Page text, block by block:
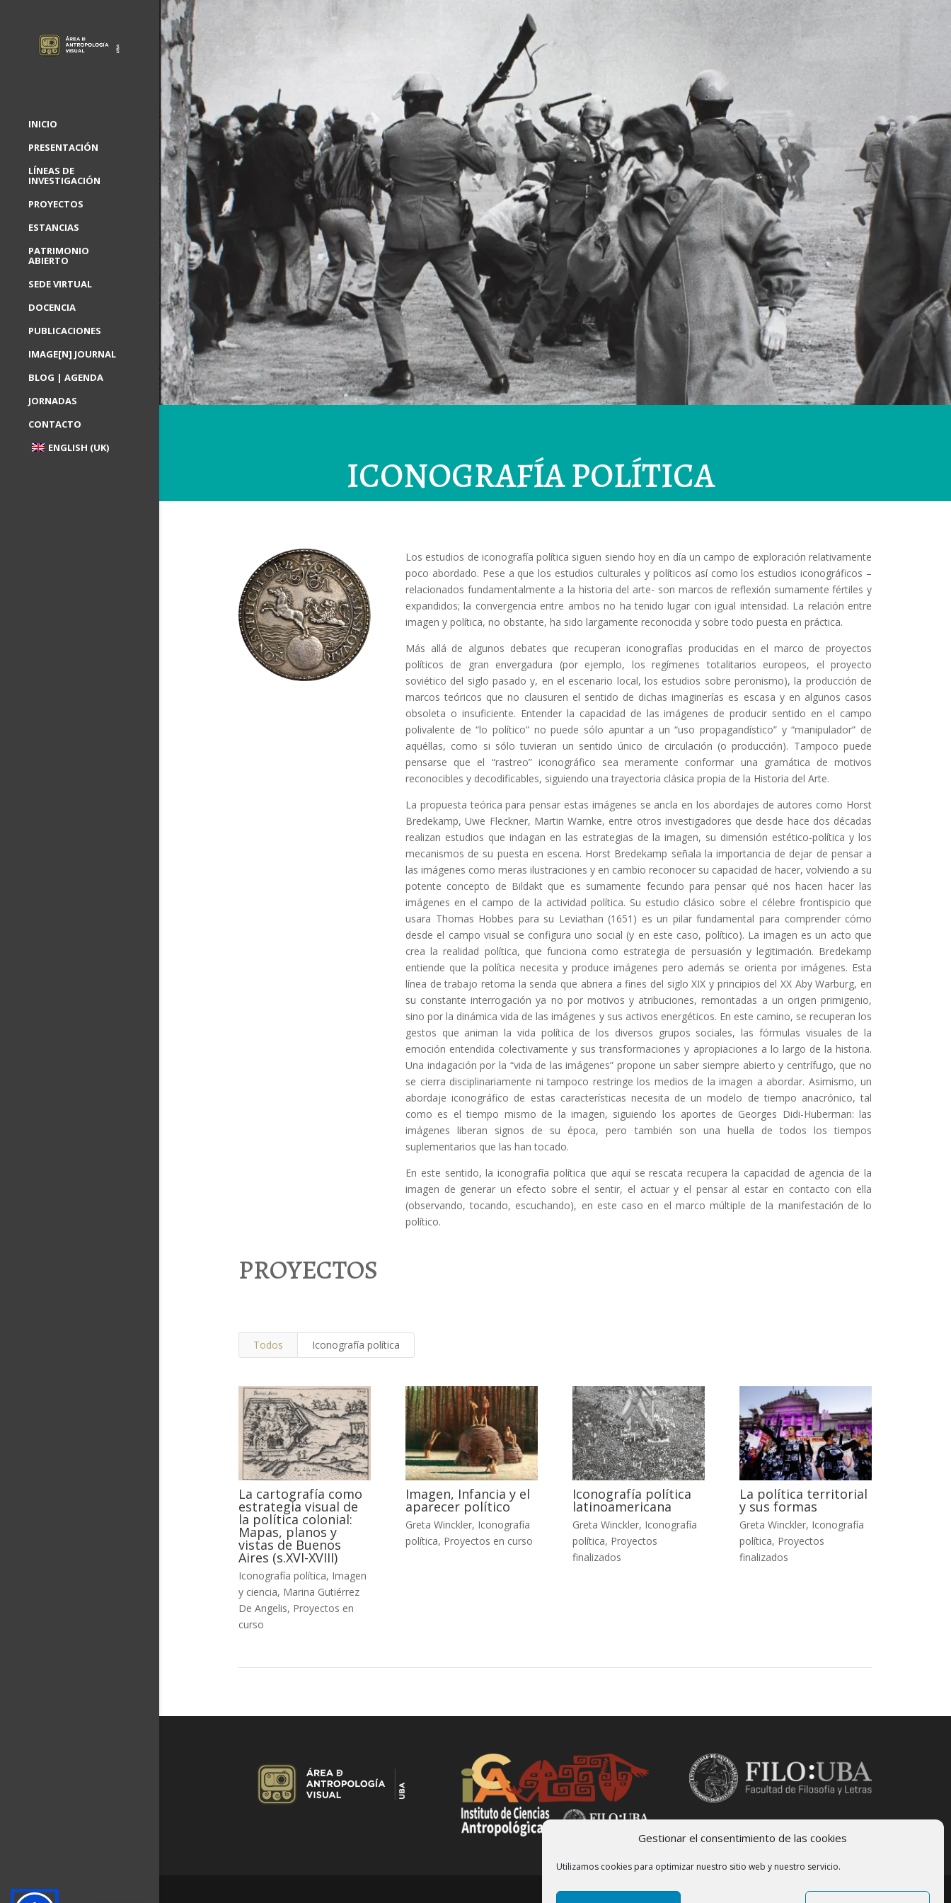
Gestionar el consentimiento de las cookies
Utilizamos cookies para optimizar nuestro sitio web y nuestro servicio.
INICIO
PRESENTACIÓN
LÍNEAS DE
INVESTIGACIÓN
PROYECTOS
ESTANCIAS
PATRIMONIO
ABIERTO
SEDE VIRTUAL
DOCENCIA
PUBLICACIONES
IMAGE[N] JOURNAL
BLOG | AGENDA
JORNADAS
CONTACTO
ENGLISH (UK)
ICONOGRAFÍA POLÍTICA
Los estudios de iconografía política siguen siendo hoy en día un campo de exploración relativamente
poco abordado. Pese a que los estudios culturales y políticos así como los estudios iconográficos –
relacionados fundamentalmente a la historia del arte- son marcos de reflexión sumamente fértiles y
expandidos; la convergencia entre ambos no ha tenido lugar con igual intensidad. La relación entre
imagen y política, no obstante, ha sido largamente reconocida y sobre todo puesta en práctica.
Más allá de algunos debates que recuperan iconografías producidas en el marco de proyectos
políticos de gran envergadura (por ejemplo, los regímenes totalitarios europeos, el proyecto
soviético del siglo pasado y, en el escenario local, los estudios sobre peronismo), la producción de
marcos teóricos que no clausuren el sentido de dichas imaginerías es escasa y en algunos casos
obsoleta o insuficiente. Entender la capacidad de las imágenes de producir sentido en el campo
polivalente de “lo político” no puede sólo apuntar a un “uso propagandístico” y “manipulador” de
aquéllas, como si sólo tuvieran un sentido único de circulación (o producción). Tampoco puede
pensarse que el “rastreo” iconográfico sea meramente conformar una gramática de motivos
reconocibles y decodificables, siguiendo una trayectoria clásica propia de la Historia del Arte.
La propuesta teórica para pensar estas imágenes se ancla en los abordajes de autores como Horst
Bredekamp, Uwe Fleckner, Martin Warnke, entre otros investigadores que desde hace dos décadas
realizan estudios que indagan en las estrategias de la imagen, su dimensión estético-política y los
mecanismos de su puesta en escena. Horst Bredekamp señala la importancia de dejar de pensar a
las imágenes como meras ilustraciones y en cambio reconocer su capacidad de hacer, volviendo a su
potente concepto de Bildakt que es sumamente fecundo para pensar qué nos hacen hacer las
imágenes en el campo de la actividad política. Su estudio clásico sobre el célebre frontispicio que
usara Thomas Hobbes para su Leviathan (1651) es un pilar fundamental para comprender cómo
desde el campo visual se configura uno social (y en este caso, político). La imagen es un acto que
crea la realidad política, que funciona como estrategia de persuasión y legitimación. Bredekamp
entiende que la política necesita y produce imágenes pero además se orienta por imágenes. Esta
línea de trabajo retoma la senda que abriera a fines del siglo XIX y principios del XX Aby Warburg, en
su constante interrogación ya no por motivos y atribuciones, remontadas a un origen primigenio,
sino por la dinámica vida de las imágenes y sus activos energéticos. En este camino, se recuperan los
gestos que animan la vida política de los diversos grupos sociales, las fórmulas visuales de la
emoción entendida colectivamente y sus transformaciones y apropiaciones a lo largo de la historia.
Una indagación por la “vida de las imágenes” propone un saber siempre abierto y centrífugo, que no
se cierra disciplinariamente ni tampoco restringe los medios de la imagen a abordar. Asimismo, un
abordaje iconográfico de estas características necesita de un modelo de tiempo anacrónico, tal
como es el tiempo mismo de la imagen, siguiendo los aportes de Georges Didi-Huberman: las
imágenes liberan signos de su época, pero también son una huella de todos los tiempos
suplementarios que las han tocado.
En este sentido, la iconografía política que aquí se rescata recupera la capacidad de agencia de la
imagen de generar un efecto sobre el sentir, el actuar y el pensar al estar en contacto con ella
(observando, tocando, escuchando), en este caso en el marco múltiple de la manifestación de lo
político.
PROYECTOS
Todos Iconografía política
La cartografía como
estrategia visual de
la política colonial:
Mapas, planos y
vistas de Buenos
Aires (s.XVI-XVIII)
Iconografía política, Imagen
y ciencia, Marina Gutiérrez
De Angelis, Proyectos en
curso
Imagen, Infancia y el
aparecer político
Greta Winckler, Iconografía
política, Proyectos en curso
Iconografía política
latinoamericana
Greta Winckler, Iconografía
política, Proyectos
finalizados
La política territorial
y sus formas
Greta Winckler, Iconografía
política, Proyectos
finalizados